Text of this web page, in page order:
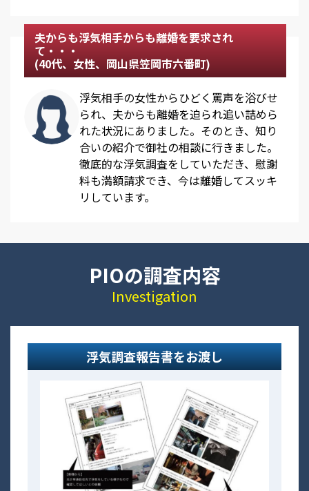
夫からも浮気相手からも離婚を要求され
て・・・
(40代、女性、岡山県笠岡市六番町)
浮気相手の女性からひどく罵声を浴びせ
られ、夫からも離婚を迫られ追い詰めら
れた状況にありました。そのとき、知り
合いの紹介で御社の相談に行きました。
徹底的な浮気調査をしていただき、慰謝
料も満額請求でき、今は離婚してスッキ
リしています。
PIOの調査内容
Investigation
浮気調査報告書をお渡し